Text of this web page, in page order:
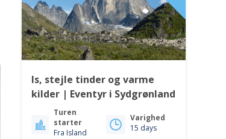
Is, stejle tinder og varme
kilder | Eventyr i Sydgrønland
Turen
starter
Fra Island
Varighed
15 days